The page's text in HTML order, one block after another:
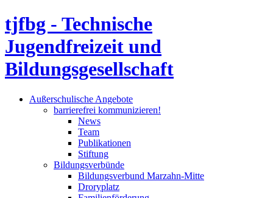
tjfbg - Technische
Jugendfreizeit und
Bildungsgesellschaft
Außerschulische Angebote
barrierefrei kommunizieren!
News
Team
Publikationen
Stiftung
Bildungsverbünde
Bildungsverbund Marzahn-Mitte
Droryplatz